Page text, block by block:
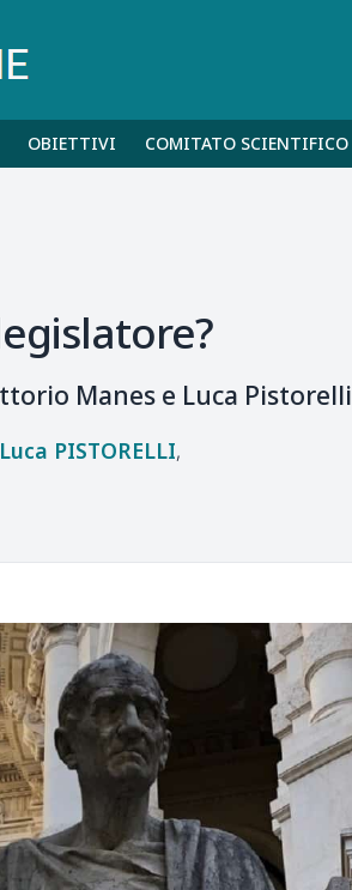
OBIETTIVI COMITATO SCIENTIFICO
Manes e Luca Pistorelli
Luca PISTORELLI